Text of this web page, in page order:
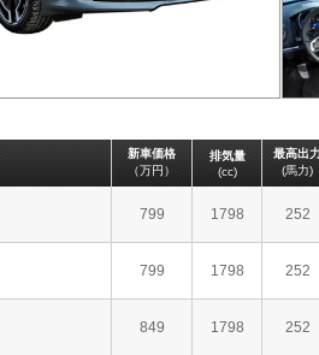
新車価格
（万円）
排気量
(cc)
最高出
(馬力)
799 1798 252
799 1798 252
849 1798 252